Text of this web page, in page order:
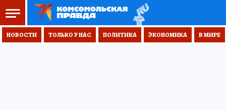
НОВОСТИ ТОЛЬКО У НАС ПОЛИТИКА ЭКОНОМИКА В МИРЕ